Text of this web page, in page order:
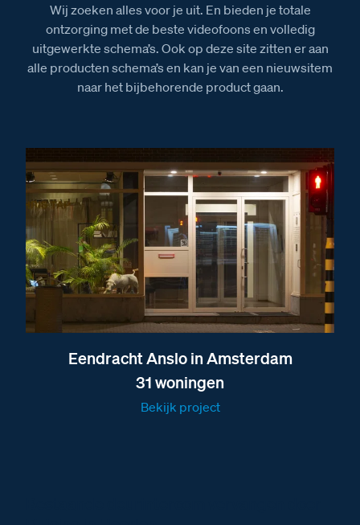
Wij zoeken alles voor je uit. En bieden je totale
ontzorging met de beste videofoons en volledig
uitgewerkte schema’s. Ook op deze site zitten er aan
alle producten schema’s en kan je van een nieuwsitem
naar het bijbehorende product gaan.
Eendracht Anslo in Amsterdam
31 woningen
Bekijk project